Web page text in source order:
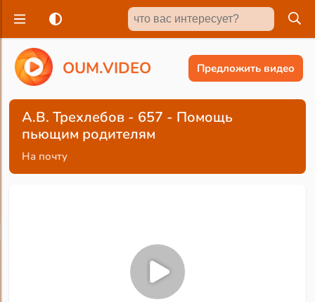
OUM.VIDEO Предложить видео
А.В. Трехлебов - 657 - Помощь
пьющим родителям
На почту